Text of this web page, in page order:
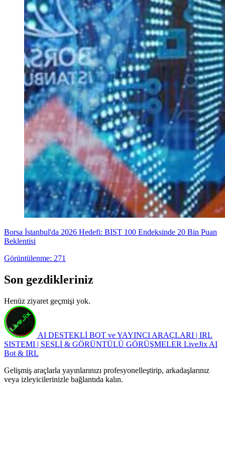
Borsa İstanbul'da 2026 Hedefi: BIST 100 Endeksinde 20 Bin Puan
Beklentisi
Görüntülenme: 271
Son gezdikleriniz
Henüz ziyaret geçmişi yok.
AI DESTEKLİ BOT ve YAYINCI ARAÇLARI | IRL
SISTEMI | SESLİ & GÖRÜNTÜLÜ GÖRÜŞMELER LiveJix AI
Bot & IRL
Gelişmiş araçlarla yayınlarınızı profesyonelleştirip, arkadaşlarınız
veya izleyicilerinizle bağlantıda kalın.